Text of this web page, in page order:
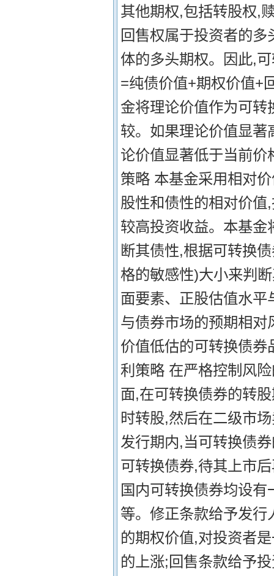
其他期权,包括转股权,
回售权属于投资者的
体的多头期权。因此,
=纯债价值+期权价值+
金将理论价值作为可
较。如果理论价值显
论价值显著低于当前
策略 本基金采用相对
股性和债性的相对价
较高投资收益。本基
断其债性,根据可转换
格的敏感性)大小来判
面要素、正股估值水
与债券市场的预期相
价值低估的可转换债
利策略 在严格控制风
面,在可转换债券的转
时转股,然后在二级市
发行期内,当可转换债
可转换债券,待其上市
国内可转换债券均设
等。修正条款给予发
的期权价值,对投资者
的上涨;回售条款给予